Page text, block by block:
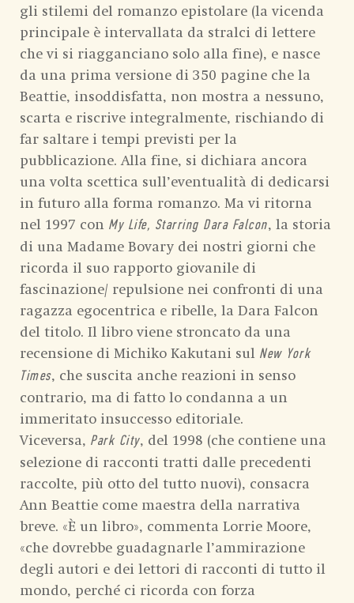
gli stilemi del romanzo epistolare (la vicenda
principale è intervallata da stralci di lettere
che vi si riagganciano solo alla fine), e nasce
da una prima versione di 350 pagine che la
Beattie, insoddisfatta, non mostra a nessuno,
scarta e riscrive integralmente, rischiando di
far saltare i tempi previsti per la
pubblicazione. Alla fine, si dichiara ancora
una volta scettica sull’eventualità di dedicarsi
in futuro alla forma romanzo. Ma vi ritorna
nel 1997 con My Life, Starring Dara Falcon, la storia
di una Madame Bovary dei nostri giorni che
ricorda il suo rapporto giovanile di
fascinazione/ repulsione nei confronti di una
ragazza egocentrica e ribelle, la Dara Falcon
del titolo. Il libro viene stroncato da una
recensione di Michiko Kakutani sul New York
Times, che suscita anche reazioni in senso
contrario, ma di fatto lo condanna a un
immeritato insuccesso editoriale.
Viceversa, Park City, del 1998 (che contiene una
selezione di racconti tratti dalle precedenti
raccolte, più otto del tutto nuovi), consacra
Ann Beattie come maestra della narrativa
breve. «È un libro», commenta Lorrie Moore,
«che dovrebbe guadagnarle l’ammirazione
degli autori e dei lettori di racconti di tutto il
mondo, perché ci ricorda con forza